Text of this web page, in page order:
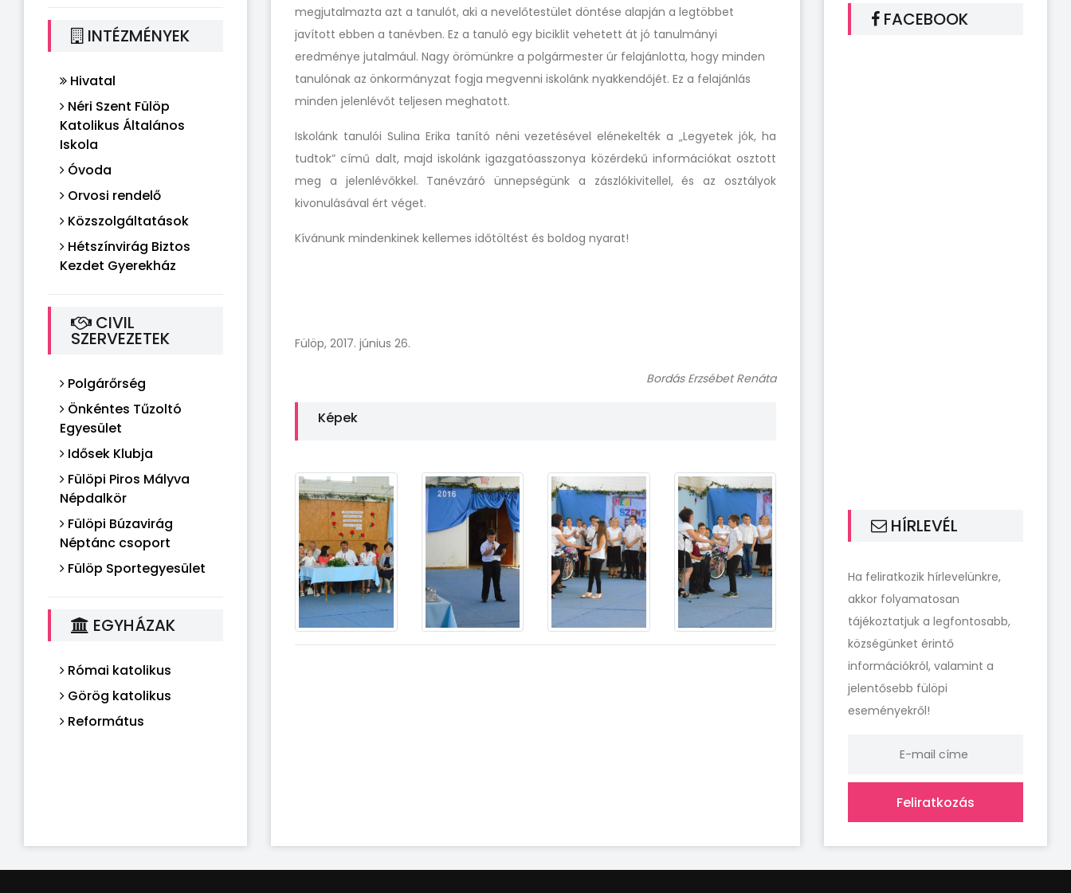
INTÉZMÉNYEK
Hivatal
Néri Szent Fülöp
Katolikus Általános
Iskola
Óvoda
Orvosi rendelő
Közszolgáltatások
Hétszínvirág Biztos
Kezdet Gyerekház
CIVIL
SZERVEZETEK
Polgárőrség
Önkéntes Tűzoltó
Egyesület
Idősek Klubja
Fülöpi Piros Mályva
Népdalkör
Fülöpi Búzavirág
Néptánc csoport
Fülöp Sportegyesület
EGYHÁZAK
Római katolikus
Görög katolikus
Református
megjutalmazta azt a tanulót, aki a nevelőtestület döntése alapján a legtöbbet
javított ebben a tanévben. Ez a tanuló egy biciklit vehetett át jó tanulmányi
eredménye jutalmául. Nagy örömünkre a polgármester úr felajánlotta, hogy minden
tanulónak az önkormányzat fogja megvenni iskolánk nyakkendőjét. Ez a felajánlás
minden jelenlévőt teljesen meghatott.
Iskolánk tanulói Sulina Erika tanító néni vezetésével elénekelték a „Legyetek jók, ha
tudtok” című dalt, majd iskolánk igazgatóasszonya közérdekű információkat osztott
meg a jelenlévőkkel. Tanévzáró ünnepségünk a zászlókivitellel, és az osztályok
kivonulásával ért véget.
Kívánunk mindenkinek kellemes időtöltést és boldog nyarat!
Fülöp, 2017. június 26.
Bordás Erzsébet Renáta
Képek
FACEBOOK
HÍRLEVÉL
Ha feliratkozik hírlevelünkre,
akkor folyamatosan
tájékoztatjuk a legfontosabb,
községünket érintő
információkról, valamint a
jelentősebb fülöpi
eseményekről!
Feliratkozás